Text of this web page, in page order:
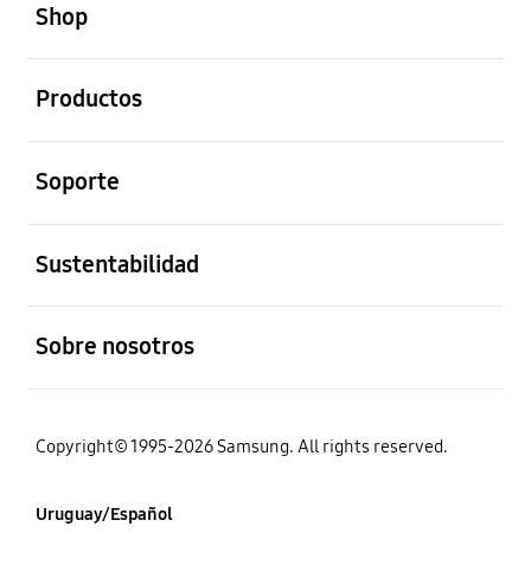
Shop
Productos
Soporte
Sustentabilidad
Sobre nosotros
Copyright© 1995-2026 Samsung. All rights reserved.
Uruguay/Español